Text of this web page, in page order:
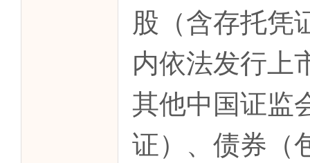
股（含存托凭
内依法发行上
其他中国证监
证）、债券（